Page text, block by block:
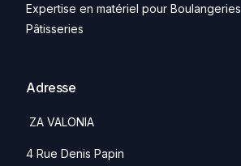
Expertise en matériel pour Boulangeries
Pâtisseries
Adresse
ZA VALONIA
4 Rue Denis Papin